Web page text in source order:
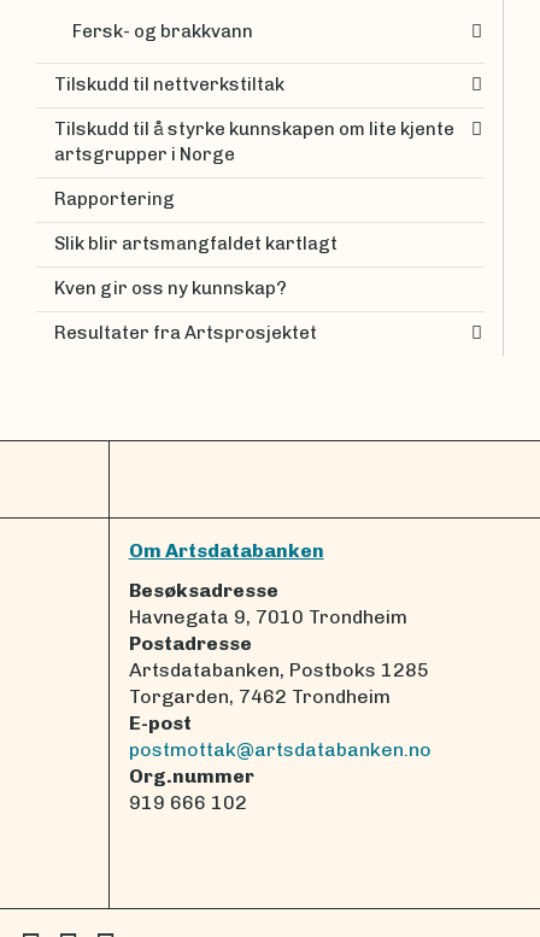
Fersk- og brakkvann
Tilskudd til nettverkstiltak
Tilskudd til å styrke kunnskapen om lite kjente
artsgrupper i Norge
Rapportering
Slik blir artsmangfaldet kartlagt
Kven gir oss ny kunnskap?
Resultater fra Artsprosjektet
Om Artsdatabanken
Besøksadresse
Havnegata 9, 7010 Trondheim
Postadresse
Artsdatabanken, Postboks 1285
Torgarden, 7462 Trondheim
E-post
postmottak@artsdatabanken.no
Org.nummer
919 666 102